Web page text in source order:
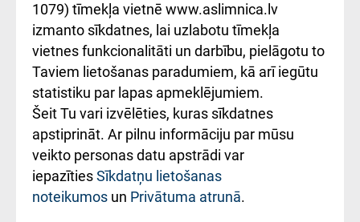
Kā pie mums nokļūt
Rēķinu apmaksas
ceļvedis
Rekvizīti un
ārstniecības
iestādes kods
010000234
1079) tīmekļa vietnē www.aslimnica.lv
izmanto sīkdatnes, lai uzlabotu tīmekļa
vietnes funkcionalitāti un darbību, pielāgotu to
Taviem lietošanas paradumiem, kā arī iegūtu
statistiku par lapas apmeklējumiem.
Šeit Tu vari izvēlēties, kuras sīkdatnes
apstiprināt. Ar pilnu informāciju par mūsu
veikto personas datu apstrādi var
iepazītiesSīkdatņu lietošanas
noteikumos un Privātuma atrunā.